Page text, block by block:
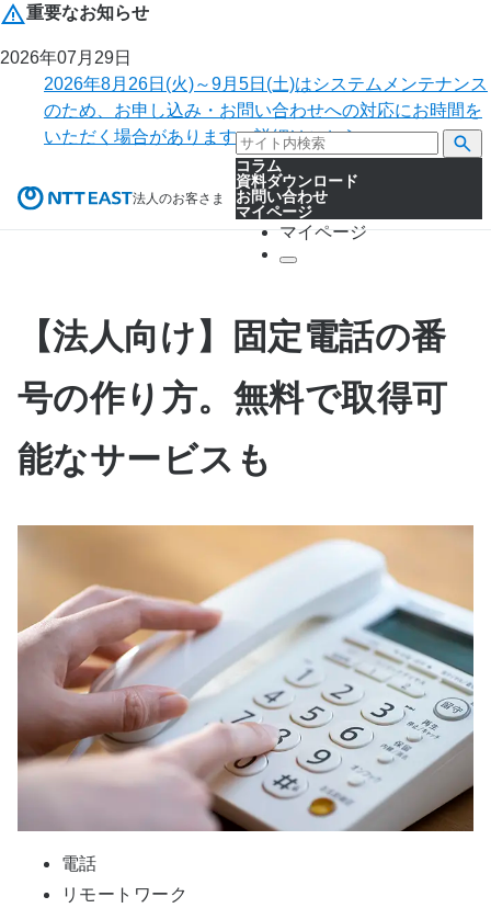
重要なお知らせ
2026年07月29日
2026年8月26日(火)～9月5日(土)はシステムメンテナンス
のため、お申し込み・お問い合わせへの対応にお時間を
いただく場合があります。詳細はこちら。
法人のお客さま
コラム
資料ダウンロード
お問い合わせ
マイページ
マイページ
【法人向け】固定電話の番
号の作り方。無料で取得可
能なサービスも
電話
リモートワーク